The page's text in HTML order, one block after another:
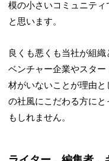
模の小さいコミュニテ
と思います。
良くも悪くも当社が組織
ベンチャー企業やスタ
材がいないことが理由
の社風にこだわる方に
もしれません。